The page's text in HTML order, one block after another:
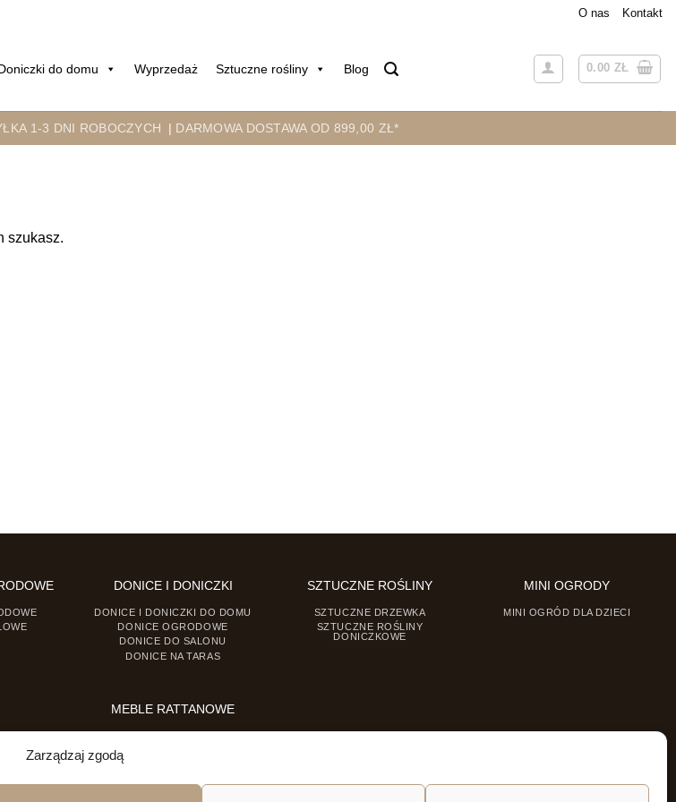
Zarządzaj zgodą
O nas Kontakt
do domu Wyprzedaż Sztuczne rośliny Blog 0.00 ZŁ
1-3 DNI ROBOCZYCH | DARMOWA DOSTAWA OD 899,00 ZŁ*
szukasz.
DONICE I DONICZKI
DONICE I DONICZKI DO DOMU
DONICE OGRODOWE
DONICE DO SALONU
DONICE NA TARAS
MEBLE RATTANOWE
KRZESŁA RATTANOWE
SZTUCZNE ROŚLINY
SZTUCZNE DRZEWKA
SZTUCZNE ROŚLINY
DONICZKOWE
MINI OGRODY
MINI OGRÓD DLA DZIECI